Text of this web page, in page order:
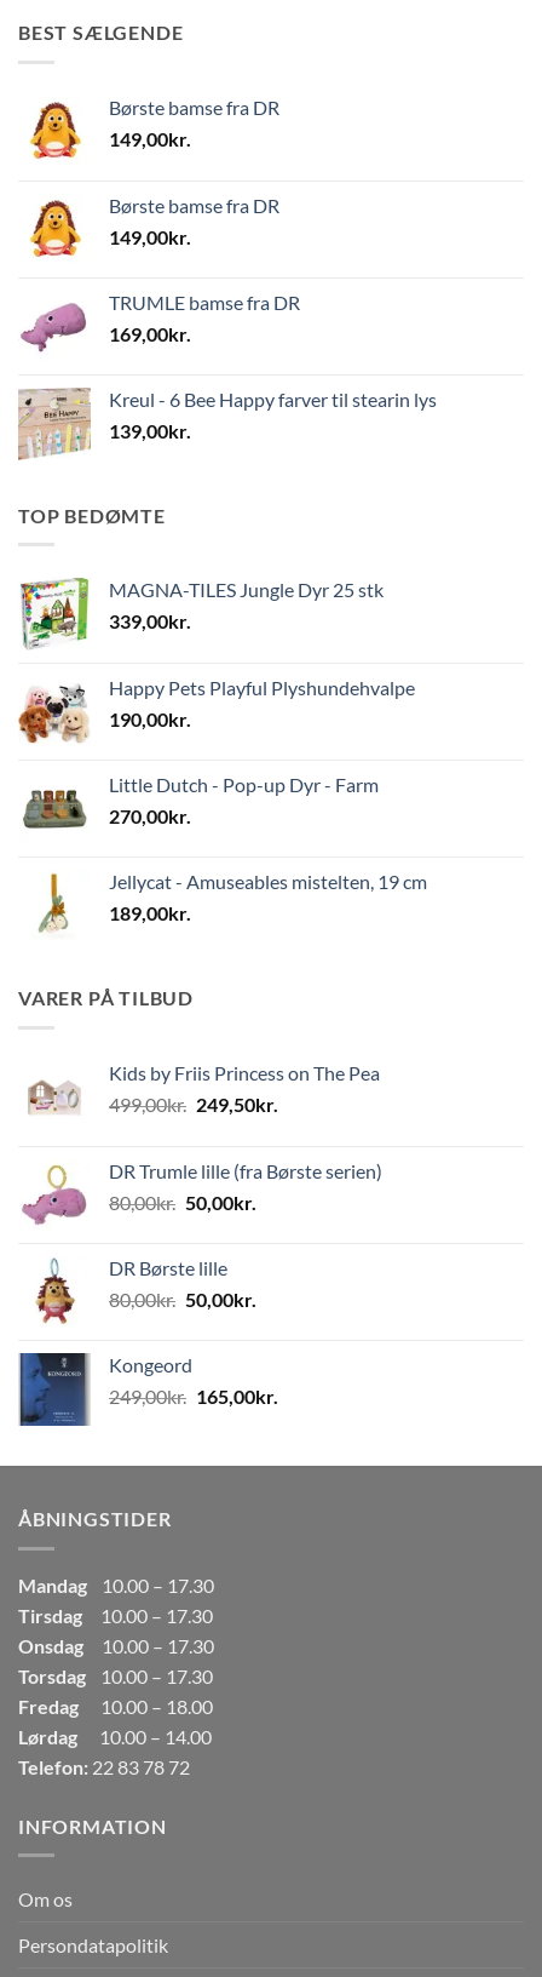
BEST SÆLGENDE
Børste bamse fra DR
149,00kr.
Børste bamse fra DR
149,00kr.
TRUMLE bamse fra DR
169,00kr.
Kreul - 6 Bee Happy farver til stearin lys
139,00kr.
TOP BEDØMTE
MAGNA-TILES Jungle Dyr 25 stk
339,00kr.
Happy Pets Playful Plyshundehvalpe
190,00kr.
Little Dutch - Pop-up Dyr - Farm
270,00kr.
Jellycat - Amuseables mistelten, 19 cm
189,00kr.
VARER PÅ TILBUD
Kids by Friis Princess on The Pea
499,00kr. Den
var:
499,00kr..
249,50kr.
er:
DR Trumle lille (fra Børste serien)
80,00kr. Den
var:
80,00kr..
50,00kr.
50,00kr..
DR Børste lille
80,00kr. Den
var:
80,00kr..
50,00kr.
50,00kr..
Kongeord
249,00kr. Den
var:
165,00kr.
er:
ÅBNINGSTIDER
Mandag
10.00 – 17.30
Tirsdag
10.00 – 17.30
Onsdag
10.00 – 17.30
Torsdag
10.00 – 17.30
Fredag
10.00 – 18.00
Lørdag
10.00 – 14.00
Telefon: 22 83 78 72
INFORMATION
Om os
Persondatapolitik